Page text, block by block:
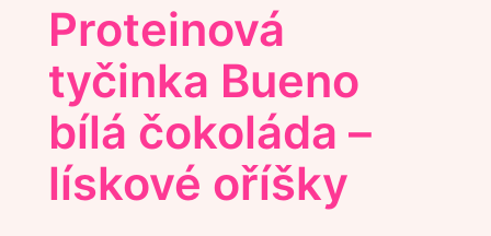
Proteinová
tyčinka Bueno
bílá čokoláda –
lískové oříšky